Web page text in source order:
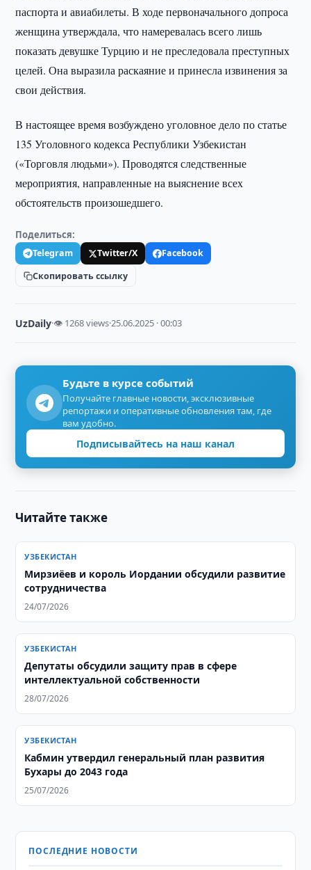
паспорта и авиабилеты. В ходе первоначального допроса
женщина утверждала, что намеревалась всего лишь
показать девушке Турцию и не преследовала преступных
целей. Она выразила раскаяние и принесла извинения за
свои действия.
В настоящее время возбуждено уголовное дело по статье
135 Уголовного кодекса Республики Узбекистан
(«Торговля людьми»). Проводятся следственные
мероприятия, направленные на выяснение всех
обстоятельств произошедшего.
Поделиться:
Telegram Twitter/X
Facebook
Скопировать ссылку
UzDaily·👁 1268 views·25.06.2025 · 00:03
Будьте в курсе событий
Получайте главные новости, эксклюзивные
репортажи и оперативные обновления там, где
вам удобно.
Подписывайтесь на наш канал
Читайте также
УЗБЕКИСТАН
Мирзиёев и король Иордании обсудили развитие
сотрудничества
24/07/2026
УЗБЕКИСТАН
Депутаты обсудили защиту прав в сфере
интеллектуальной собственности
28/07/2026
УЗБЕКИСТАН
Кабмин утвердил генеральный план развития
Бухары до 2043 года
25/07/2026
ПОСЛЕДНИЕ НОВОСТИ